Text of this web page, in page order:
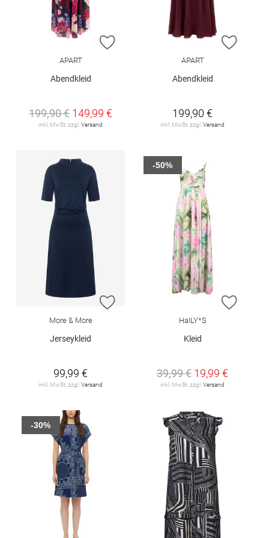
ZUR WUNSCHLISTE HINZUFÜGEN
APART
Abendkleid
199,90 € 149,99 €
inkl. MwSt. zzgl. Versand
ZUR
APART
Abendkleid
199,90 €
inkl. MwSt. zzgl. Versand
ZUR WUNSCHLISTE HINZUFÜGEN
More & More
Jerseykleid
99,99 €
inkl. MwSt. zzgl. Versand
ZUR
HaILY*S
Kleid
39,99 € 19,99 €
inkl. MwSt. zzgl. Versand
-50%
-30%